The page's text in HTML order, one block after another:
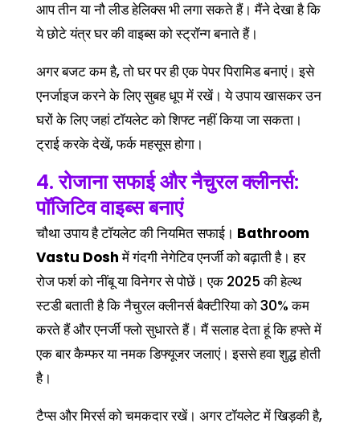
आप तीन या नौ लीड हेलिक्स भी लगा सकते हैं। मैंने देखा है कि
ये छोटे यंत्र घर की वाइब्स को स्ट्रॉन्ग बनाते हैं।
अगर बजट कम है, तो घर पर ही एक पेपर पिरामिड बनाएं। इसे
एनर्जाइज करने के लिए सुबह धूप में रखें। ये उपाय खासकर उन
घरों के लिए जहां टॉयलेट को शिफ्ट नहीं किया जा सकता।
ट्राई करके देखें, फर्क महसूस होगा।
4. रोजाना सफाई और नैचुरल क्लीनर्स:
पॉजिटिव वाइब्स बनाएं
चौथा उपाय है टॉयलेट की नियमित सफाई। Bathroom
Vastu Doshमें गंदगी नेगेटिव एनर्जी को बढ़ाती है। हर
रोज फर्श को नींबू या विनेगर से पोछें। एक 2025 की हेल्थ
स्टडी बताती है कि नैचुरल क्लीनर्स बैक्टीरिया को 30% कम
करते हैं और एनर्जी फ्लो सुधारते हैं। मैं सलाह देता हूं कि हफ्ते में
एक बार कैम्फर या नमक डिफ्यूजर जलाएं। इससे हवा शुद्ध होती
है।
टैप्स और मिरर्स को चमकदार रखें। अगर टॉयलेट में खिड़की है,